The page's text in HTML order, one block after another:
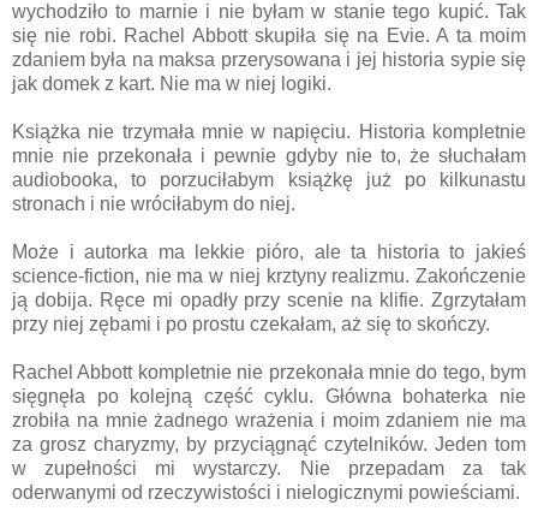
wychodziło to marnie i nie byłam w stanie tego kupić. Tak
się nie robi. Rachel Abbott skupiła się na Evie. A ta moim
zdaniem była na maksa przerysowana i jej historia sypie się
jak domek z kart. Nie ma w niej logiki.
Książka nie trzymała mnie w napięciu. Historia kompletnie
mnie nie przekonała i pewnie gdyby nie to, że słuchałam
audiobooka, to porzuciłabym książkę już po kilkunastu
stronach i nie wróciłabym do niej.
Może i autorka ma lekkie pióro, ale ta historia to jakieś
science-fiction, nie ma w niej krztyny realizmu. Zakończenie
ją dobija. Ręce mi opadły przy scenie na klifie. Zgrzytałam
przy niej zębami i po prostu czekałam, aż się to skończy.
Rachel Abbott kompletnie nie przekonała mnie do tego, bym
sięgnęła po kolejną część cyklu. Główna bohaterka nie
zrobiła na mnie żadnego wrażenia i moim zdaniem nie ma
za grosz charyzmy, by przyciągnąć czytelników. Jeden tom
w zupełności mi wystarczy. Nie przepadam za tak
oderwanymi od rzeczywistości i nielogicznymi powieściami.